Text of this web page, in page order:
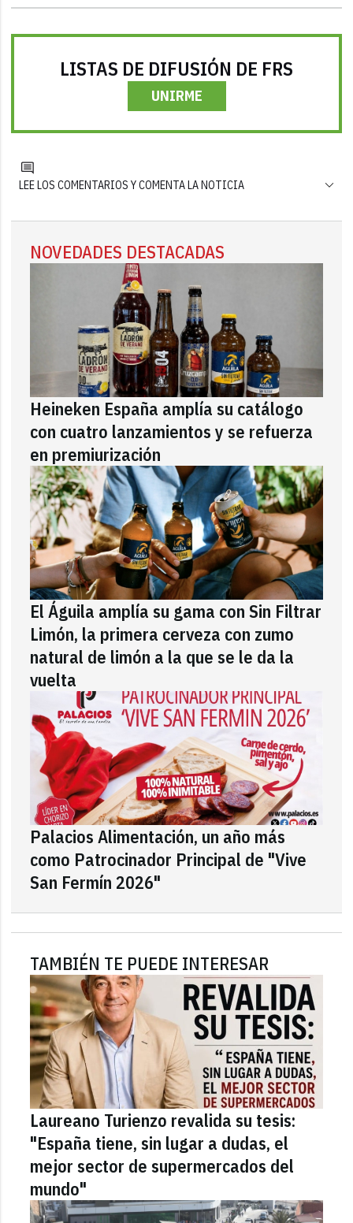
LISTAS DE DIFUSIÓN DE FRS
UNIRME
LEE LOS COMENTARIOS Y COMENTA LA NOTICIA
NOVEDADES DESTACADAS
Heineken España amplía su catálogo
con cuatro lanzamientos y se refuerza
en premiurización
El Águila amplía su gama con Sin Filtrar
Limón, la primera cerveza con zumo
natural de limón a la que se le da la
vuelta
Palacios Alimentación, un año más
como Patrocinador Principal de "Vive
San Fermín 2026"
TAMBIÉN TE PUEDE INTERESAR
Laureano Turienzo revalida su tesis:
"España tiene, sin lugar a dudas, el
mejor sector de supermercados del
mundo"